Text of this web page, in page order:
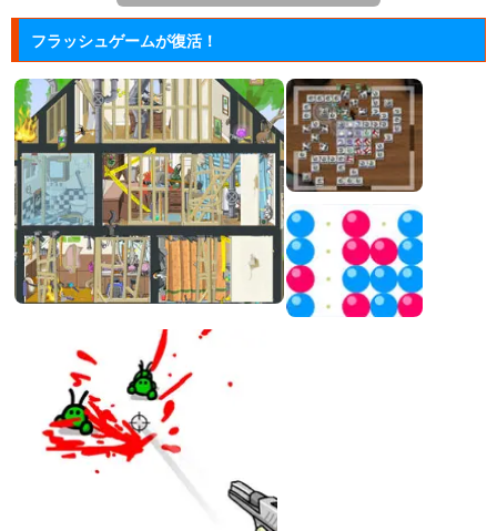
フラッシュゲームが復活！